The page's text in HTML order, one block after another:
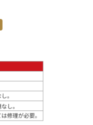
ヴィンテージ